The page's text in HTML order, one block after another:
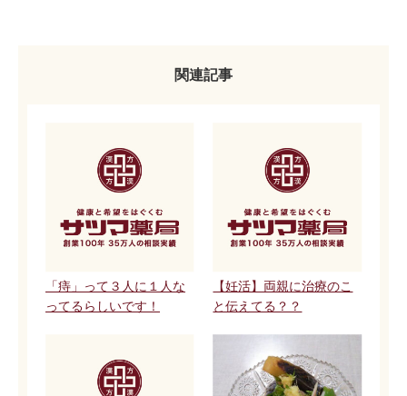
関連記事
「痔」って３人に１人な
ってるらしいです！
【妊活】両親に治療のこ
と伝えてる？？